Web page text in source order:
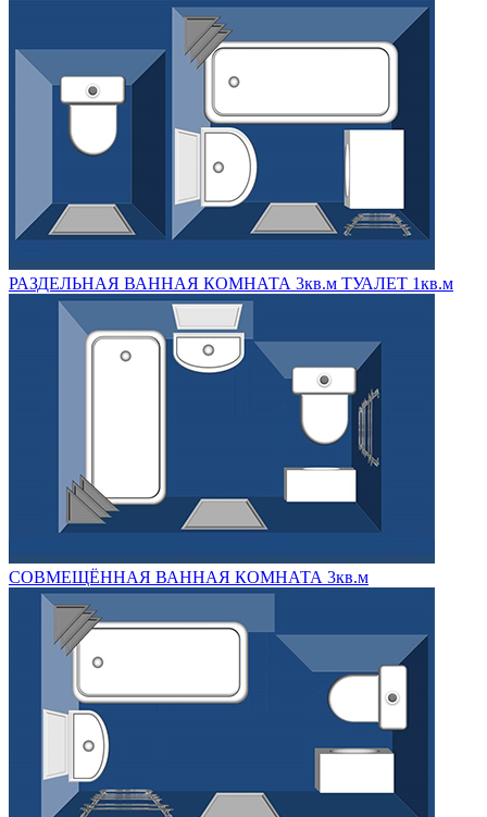
РАЗДЕЛЬНАЯ ВАННАЯ КОМНАТА 3кв.м ТУАЛЕТ 1кв.м
СОВМЕЩЁННАЯ ВАННАЯ КОМНАТА 3кв.м